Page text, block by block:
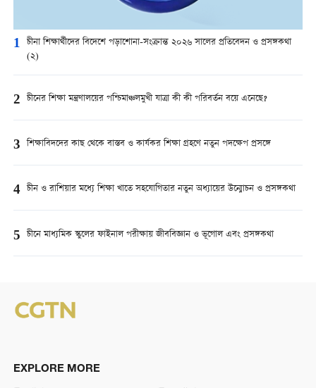
1 চীনা শিক্ষার্থীদের বিদেশে পড়াশোনা-সংক্রান্ত ২০২৬ সালের প্রতিবেদন ও প্রসঙ্গকথা
(২)
2 চীনের শিক্ষা মন্ত্রণালয়ের পশ্চিমাঞ্চলমুখী যাত্রা কী কী পরিবর্তন বয়ে এনেছে?
3 শিক্ষাবিদদের কাছ থেকে বাস্তব ও কার্যকর শিক্ষা গ্রহণে নতুন পদক্ষেপ প্রসঙ্গে
4 চীন ও রাশিয়ার মধ্যে শিক্ষা খাতে সহযোগিতার নতুন অধ্যায়ের উন্মোচন ও প্রসঙ্গকথা
5 চীনে মাধ্যমিক স্কুলের ফাইনাল পরীক্ষায় জীববিজ্ঞান ও ভূগোল এবং প্রসঙ্গকথা
EXPLORE MORE